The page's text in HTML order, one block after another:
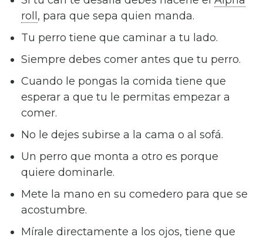
roll , para que sepa quien manda.
Tu perro tiene que caminar a tu lado.
Siempre debes comer antes que tu perro.
Cuando le pongas la comida tiene que
esperar a que tu le permitas empezar a
comer.
No le dejes subirse a la cama o al sofá.
Un perro que monta a otro es porque
quiere dominarle.
Mete la mano en su comedero para que se
acostumbre.
Mírale directamente a los ojos, tiene que